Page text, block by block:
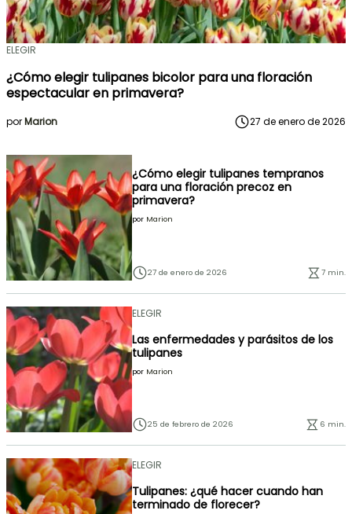
ELEGIR
¿Cómo elegir tulipanes bicolor para una floración
espectacular en primavera?
porMarion 27 de enero de 2026
¿Cómo elegir tulipanes tempranos
para una floración precoz en
primavera?
por Marion
27 de enero de 2026 7 min.
ELEGIR
Las enfermedades y parásitos de los
tulipanes
por Marion
25 de febrero de 2026 6 min.
ELEGIR
Tulipanes: ¿qué hacer cuando han
terminado de florecer?